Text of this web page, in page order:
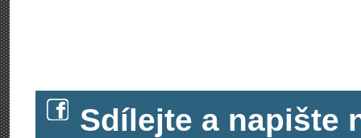
Sdílejte a napište